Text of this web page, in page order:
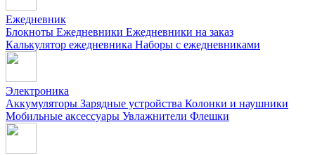
Ежедневник
Блокноты Ежедневники Ежедневники на заказ
Калькулятор ежедневника Наборы с ежедневниками
Электроника
Аккумуляторы Зарядные устройства Колонки и наушники
Мобильные аксессуары Увлажнители Флешки